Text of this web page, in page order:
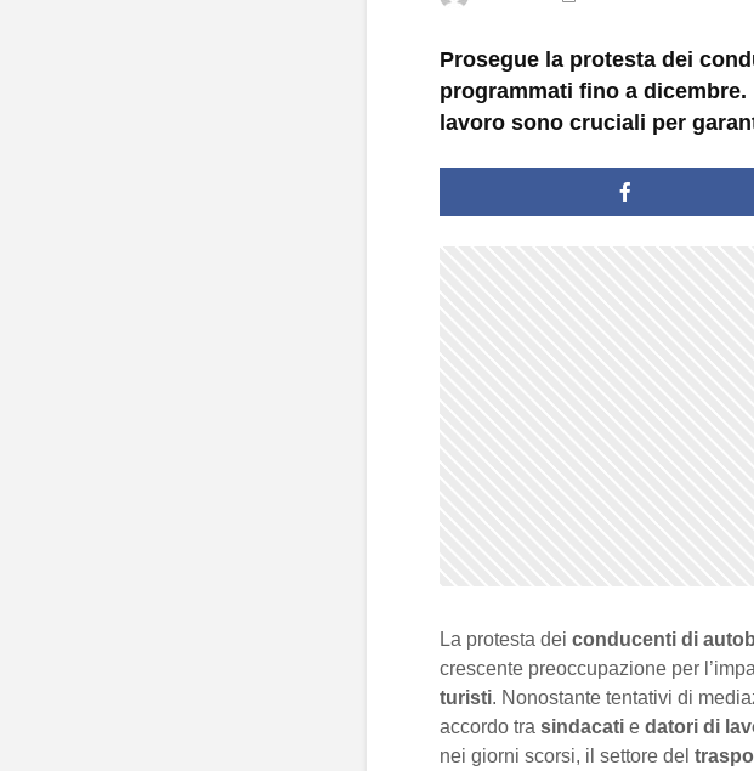
Prosegue la protesta dei
programmati fino a
lavoro sono cruciali per
La protesta dei conducenti di
crescente preoccupazione per
turisti. Nonostante tentativi di
accordo tra sindacati e datori di
nei giorni scorsi, il settore del